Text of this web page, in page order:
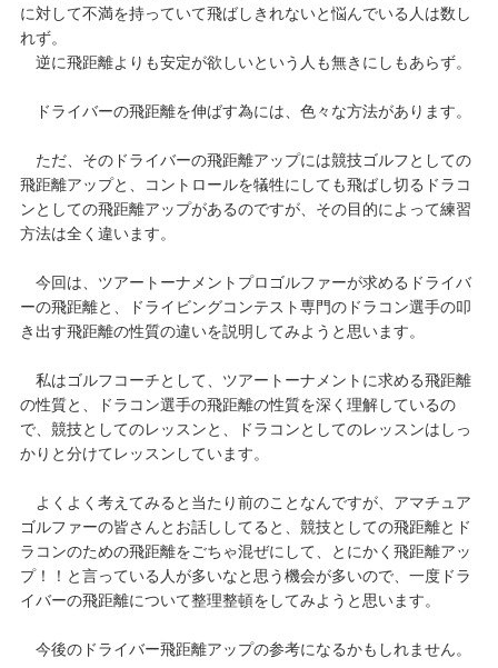
に対して不満を持っていて飛ばしきれないと悩んでいる人は数し
れず。
逆に飛距離よりも安定が欲しいという人も無きにしもあらず。
ドライバーの飛距離を伸ばす為には、色々な方法があります。
ただ、そのドライバーの飛距離アップには競技ゴルフとしての
飛距離アップと、コントロールを犠牲にしても飛ばし切るドラコ
ンとしての飛距離アップがあるのですが、その目的によって練習
方法は全く違います。
今回は、ツアートーナメントプロゴルファーが求めるドライバ
ーの飛距離と、ドライビングコンテスト専門のドラコン選手の叩
き出す飛距離の性質の違いを説明してみようと思います。
私はゴルフコーチとして、ツアートーナメントに求める飛距離
の性質と、ドラコン選手の飛距離の性質を深く理解しているの
で、競技としてのレッスンと、ドラコンとしてのレッスンはしっ
かりと分けてレッスンしています。
よくよく考えてみると当たり前のことなんですが、アマチュア
ゴルファーの皆さんとお話ししてると、競技としての飛距離とド
ラコンのための飛距離をごちゃ混ぜにして、とにかく飛距離アッ
プ！！と言っている人が多いなと思う機会が多いので、一度ドラ
イバーの飛距離について整理整頓をしてみようと思います。
今後のドライバー飛距離アップの参考になるかもしれません。